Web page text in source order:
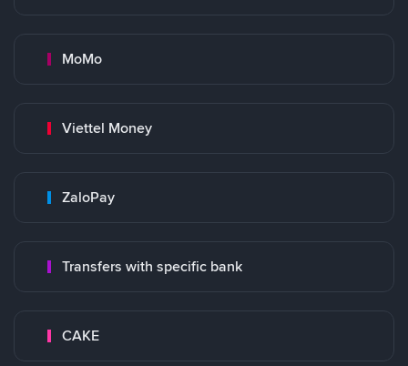
MoMo
Viettel Money
ZaloPay
Transfers with specific bank
CAKE